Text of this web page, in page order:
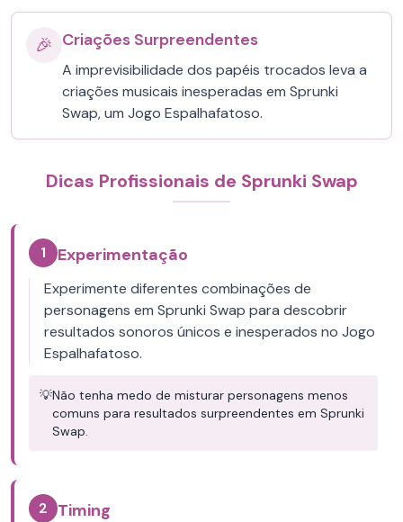
🎉 Criações Surpreendentes
A imprevisibilidade dos papéis trocados leva a
criações musicais inesperadas em Sprunki
Swap, um Jogo Espalhafatoso.
Dicas Profissionais de Sprunki Swap
1 Experimentação
Experimente diferentes combinações de
personagens em Sprunki Swap para descobrir
resultados sonoros únicos e inesperados no Jogo
Espalhafatoso.
💡Não tenha medo de misturar personagens menos
comuns para resultados surpreendentes em Sprunki
Swap.
2 Timing